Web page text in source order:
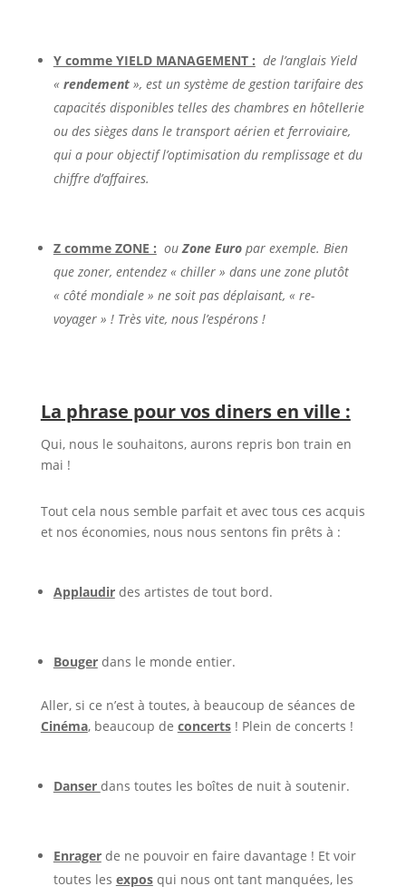
Y comme YIELD MANAGEMENT : de l’anglais Yield
« rendement», est un système de gestion tarifaire des
capacités disponibles telles des chambres en hôtellerie
ou des sièges dans le transport aérien et ferroviaire,
qui a pour objectif l’optimisation du remplissage et du
chiffre d’affaires.
Z comme ZONE : ou Zone Europar exemple. Bien
que zoner, entendez « chiller » dans une zone plutôt
« côté mondiale » ne soit pas déplaisant, « re-
voyager » ! Très vite, nous l’espérons !
La phrase pour vos diners en ville :
Qui, nous le souhaitons, aurons repris bon train en
mai !
Tout cela nous semble parfait et avec tous ces acquis
et nos économies, nous nous sentons fin prêts à :
Applaudirdes artistes de tout bord.
Bougerdans le monde entier.
Aller, si ce n’est à toutes, à beaucoup de séances de
Cinéma, beaucoup de concerts! Plein de concerts !
Danser dans toutes les boîtes de nuit à soutenir.
Enragerde ne pouvoir en faire davantage ! Et voir
toutes les exposqui nous ont tant manquées, les